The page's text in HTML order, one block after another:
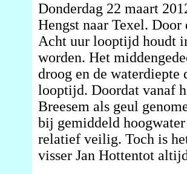
Donderdag 22 maart
Hengst naar Texel.
Acht uur looptijd houdt
worden. Het
droog en de waterdiepte
looptijd. Doordat vanaf
Breesem als geul
bij gemiddeld
relatief veilig. Toch is
visser Jan Hottentot